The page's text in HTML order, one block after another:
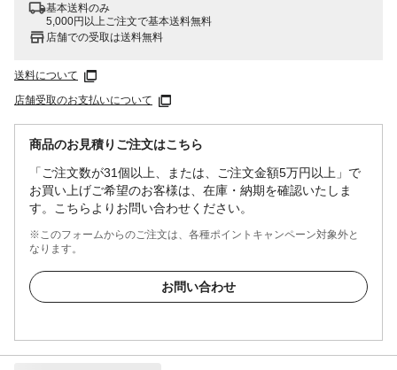
基本送料のみ
5,000円以上ご注文で基本送料無料
店舗での受取は送料無料
送料について
店舗受取のお支払いについて
商品のお見積りご注文はこちら
「ご注文数が31個以上、または、ご注文金額5万円以上」で
お買い上げご希望のお客様は、在庫・納期を確認いたしま
す。こちらよりお問い合わせください。
※このフォームからのご注文は、各種ポイントキャンペーン対象外と
なります。
お問い合わせ